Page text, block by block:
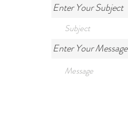
Enter Your Subject
Enter Your Message